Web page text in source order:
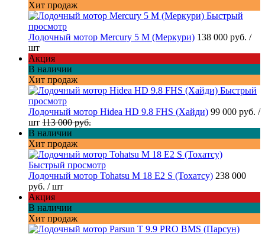
Хит продаж
Быстрый
просмотр
Лодочный мотор Mercury 5 M (Меркури) 138 000 руб. /
шт
Акция
В наличии
Хит продаж
Быстрый
просмотр
Лодочный мотор Hidea HD 9.8 FHS (Хайди) 99 000 руб. /
шт 113 000 руб.
В наличии
Хит продаж
Быстрый просмотр
Лодочный мотор Tohatsu M 18 E2 S (Тохатсу) 238 000
руб. / шт
Акция
В наличии
Хит продаж